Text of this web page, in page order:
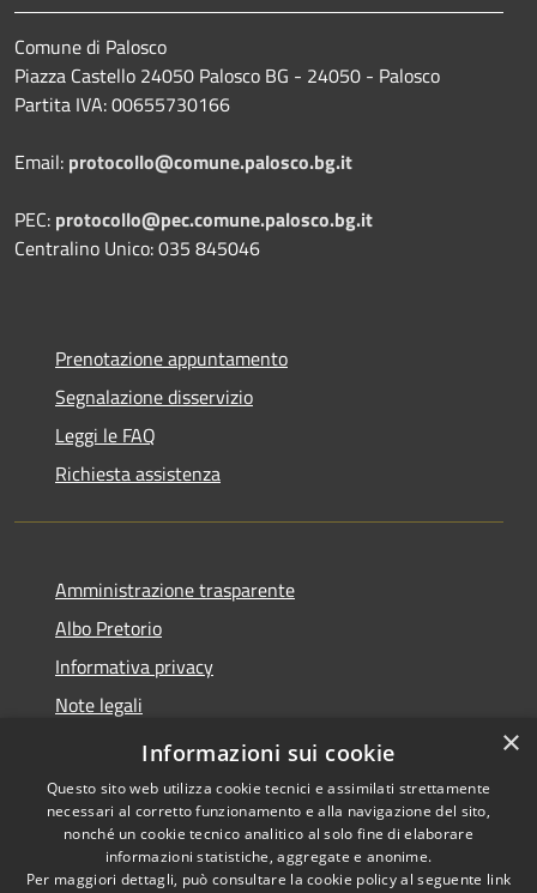
Comune di Palosco
Piazza Castello 24050 Palosco BG - 24050 - Palosco
Partita IVA: 00655730166
Email: protocollo@comune.palosco.bg.it
PEC: protocollo@pec.comune.palosco.bg.it
Centralino Unico: 035 845046
Prenotazione appuntamento
Segnalazione disservizio
Leggi le FAQ
Richiesta assistenza
Amministrazione trasparente
Albo Pretorio
Informativa privacy
Note legali
Dichiarazione di accessibilità
Copyright © 2026 • Comune di
×
Informazioni sui cookie
Questo sito web utilizza cookie tecnici e assimilati strettamente
necessari al corretto funzionamento e alla navigazione del sito,
nonché un cookie tecnico analitico al solo fine di elaborare
informazioni statistiche, aggregate e anonime.
Per maggiori dettagli, può consultare la cookie policy al seguente link